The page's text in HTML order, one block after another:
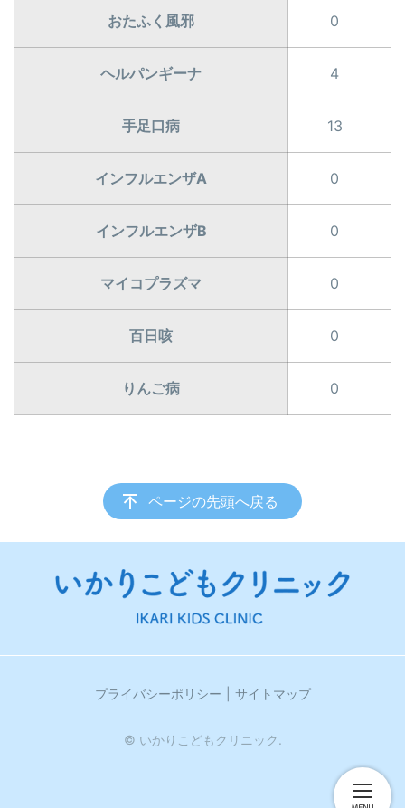
おたふく風邪 0
ヘルパンギーナ 4
手足口病 13
インフルエンザA 0
インフルエンザB 0
マイコプラズマ 0
百日咳 0
りんご病 0
ページの先頭へ戻る
プライバシーポリシー サイトマップ
© いかりこどもクリニック.